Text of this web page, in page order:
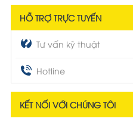
HỖ TRỢ TRỰC TUYẾN
Tư vấn kỹ thuật
Hotline
KẾT NỐI VỚI CHÚNG TÔI